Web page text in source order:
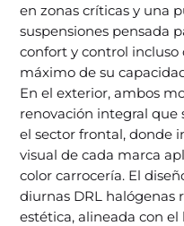
en zonas críticas y una
suspensiones pensada
confort y control incluso
máximo de su
En el exterior, ambos
renovación integral que
el sector frontal, donde
visual de cada marca
color carrocería. El
diurnas DRL halógenas
estética, alineada con